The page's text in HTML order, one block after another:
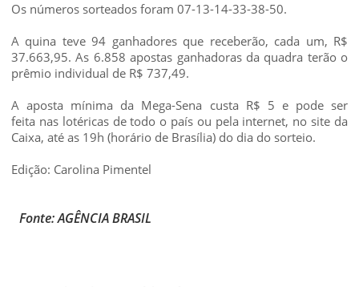
Os números sorteados foram 07-13-14-33-38-50.
A quina teve 94 ganhadores que receberão, cada um, R$
37.663,95. As 6.858 apostas ganhadoras da quadra terão o
prêmio individual de R$ 737,49.
A aposta mínima da Mega-Sena custa R$ 5 e pode ser
feita nas lotéricas de todo o país ou pela internet, no site da
Caixa, até as 19h (horário de Brasília) do dia do sorteio.
Edição: Carolina Pimentel
Fonte: AGÊNCIA BRASIL